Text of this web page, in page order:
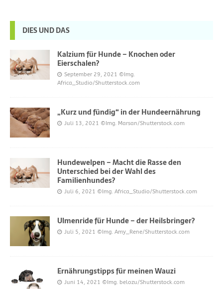
DIES UND DAS
Kalzium für Hunde – Knochen oder
Eierschalen?
September 29, 2021 ©Img.
Africa_Studio/Shutterstock.com
„Kurz und fündig“ in der Hundeernährung
Juli 13, 2021 ©Img. Marsan/Shutterstock.com
Hundewelpen – Macht die Rasse den
Unterschied bei der Wahl des
Familienhundes?
Juli 6, 2021 ©Img. Africa_Studio/Shutterstock.com
Ulmenride für Hunde – der Heilsbringer?
Juli 5, 2021 ©Img. Amy_Rene/Shutterstock.com
Ernährungstipps für meinen Wauzi
Juni 14, 2021 ©Img. belozu/Shutterstock.com